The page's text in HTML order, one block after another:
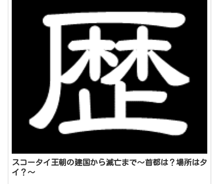
スコータイ王朝の建国から滅亡まで～首都は？場所はタ
イ？～